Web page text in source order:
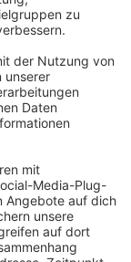
den Fall
geplant